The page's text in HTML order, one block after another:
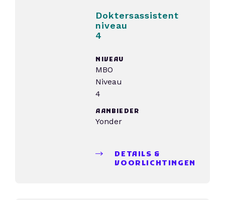
Doktersassistent
niveau
4
NIVEAU
MBO
Niveau
4
AANBIEDER
Yonder
DETAILS &
VOORLICHTINGEN